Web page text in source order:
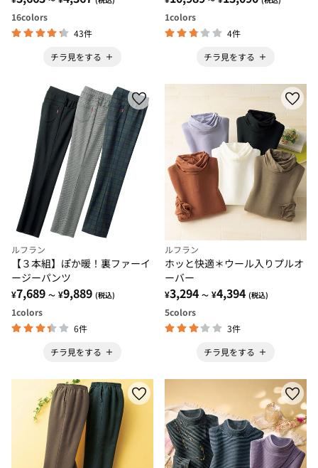
16colors
43件
チラ見をする
1colors
4件
チラ見をする
ルフラン
【３本組】ぽか暖！裏ファーイ
ージーパンツ
¥7,689 ～ ¥9,889 (税込)
1colors
6件
チラ見をする
ルフラン
ホッと快適＊ウール入りプルオ
ーバー
¥3,294 ～ ¥4,394 (税込)
5colors
3件
チラ見をする